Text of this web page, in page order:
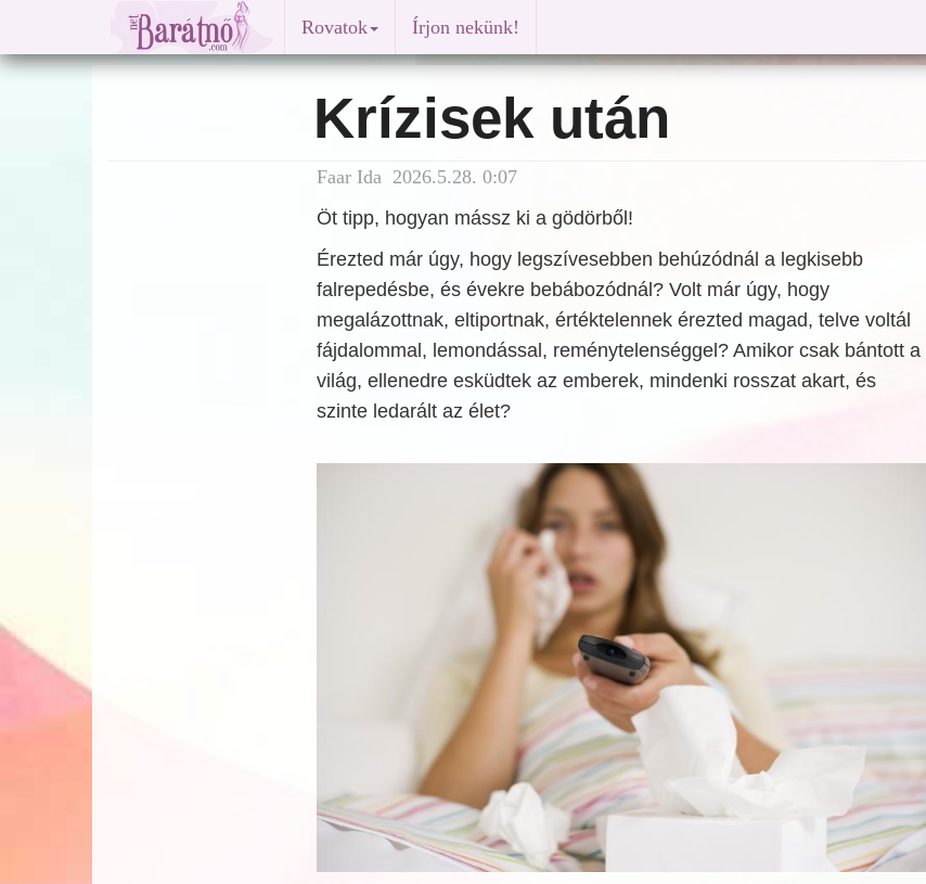
Rovatok Írjon nekünk!
Krízisek után
Faar Ida 2026.5.28. 0:07
Öt tipp, hogyan mássz ki a gödörből!
Érezted már úgy, hogy legszívesebben behúzódnál a legkisebb
falrepedésbe, és évekre bebábozódnál? Volt már úgy, hogy
megalázottnak, eltiportnak, értéktelennek érezted magad, telve voltál
fájdalommal, lemondással, reménytelenséggel? Amikor csak bántott a
világ, ellenedre esküdtek az emberek, mindenki rosszat akart, és
szinte ledarált az élet?